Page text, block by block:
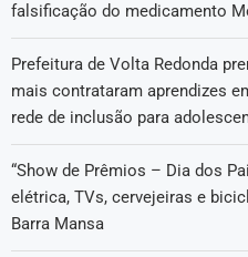
falsificação do medicamento
Prefeitura de Volta Redonda
mais contrataram aprendizes
rede de inclusão para
“Show de Prêmios – Dia dos
elétrica, TVs, cervejeiras e
Barra Mansa